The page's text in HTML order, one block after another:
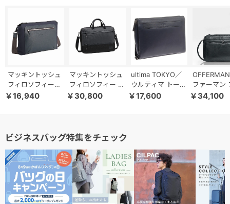
マッキントッシュ
フィロソフィー
5M17 サコッシュ
￥16,940
マッキントッシュ
フィロソフィー ト
ロッターバッグⅤ
￥30,800
ultima TOKYO／
ウルティマ トーキ
ョー ケヴィン セ
￥17,600
ファーマン
ト クラッチ
￥34,100
ビジネスバッグ特集をチェック